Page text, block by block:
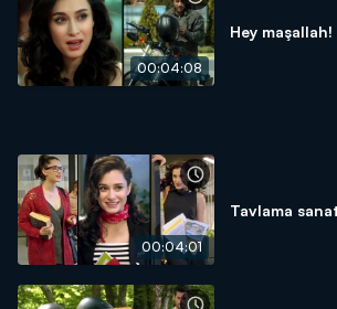
00:04:08
Hey maşallah!
00:04:01
Tavlama